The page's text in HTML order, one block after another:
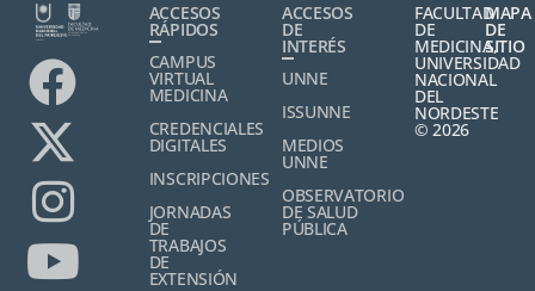
ACCESOS
RÁPIDOS
CAMPUS
VIRTUAL
MEDICINA
CREDENCIALES
DIGITALES
INSCRIPCIONES
JORNADAS
DE
TRABAJOS
DE
EXTENSIÓN
ACCESOS
DE
INTERÉS
UNNE
ISSUNNE
MEDIOS
UNNE
OBSERVATORIO
DE SALUD
PÚBLICA
FACULTAD
DE
MEDICINA,
UNIVERSIDAD
NACIONAL
DEL
NORDESTE
© 2026
MAPA
DE
SITIO